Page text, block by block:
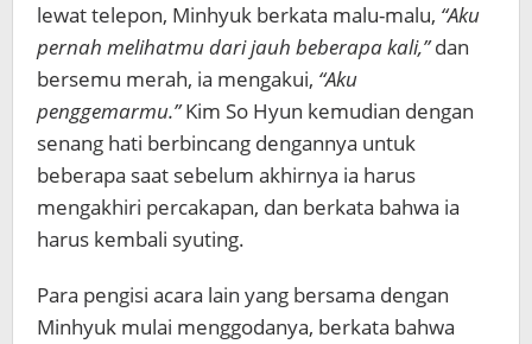
lewat telepon, Minhyuk berkata malu-malu, “Aku
pernah melihatmu dari jauh beberapa kali,”dan
bersemu merah, ia mengakui, “Aku
penggemarmu.”Kim So Hyun kemudian dengan
senang hati berbincang dengannya untuk
beberapa saat sebelum akhirnya ia harus
mengakhiri percakapan, dan berkata bahwa ia
harus kembali syuting.
Para pengisi acara lain yang bersama dengan
Minhyuk mulai menggodanya, berkata bahwa